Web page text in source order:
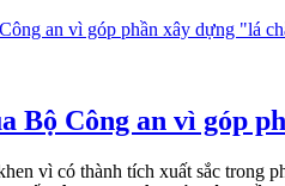
Bộ Công an vì góp
vì có thành tích xuất sắc trong